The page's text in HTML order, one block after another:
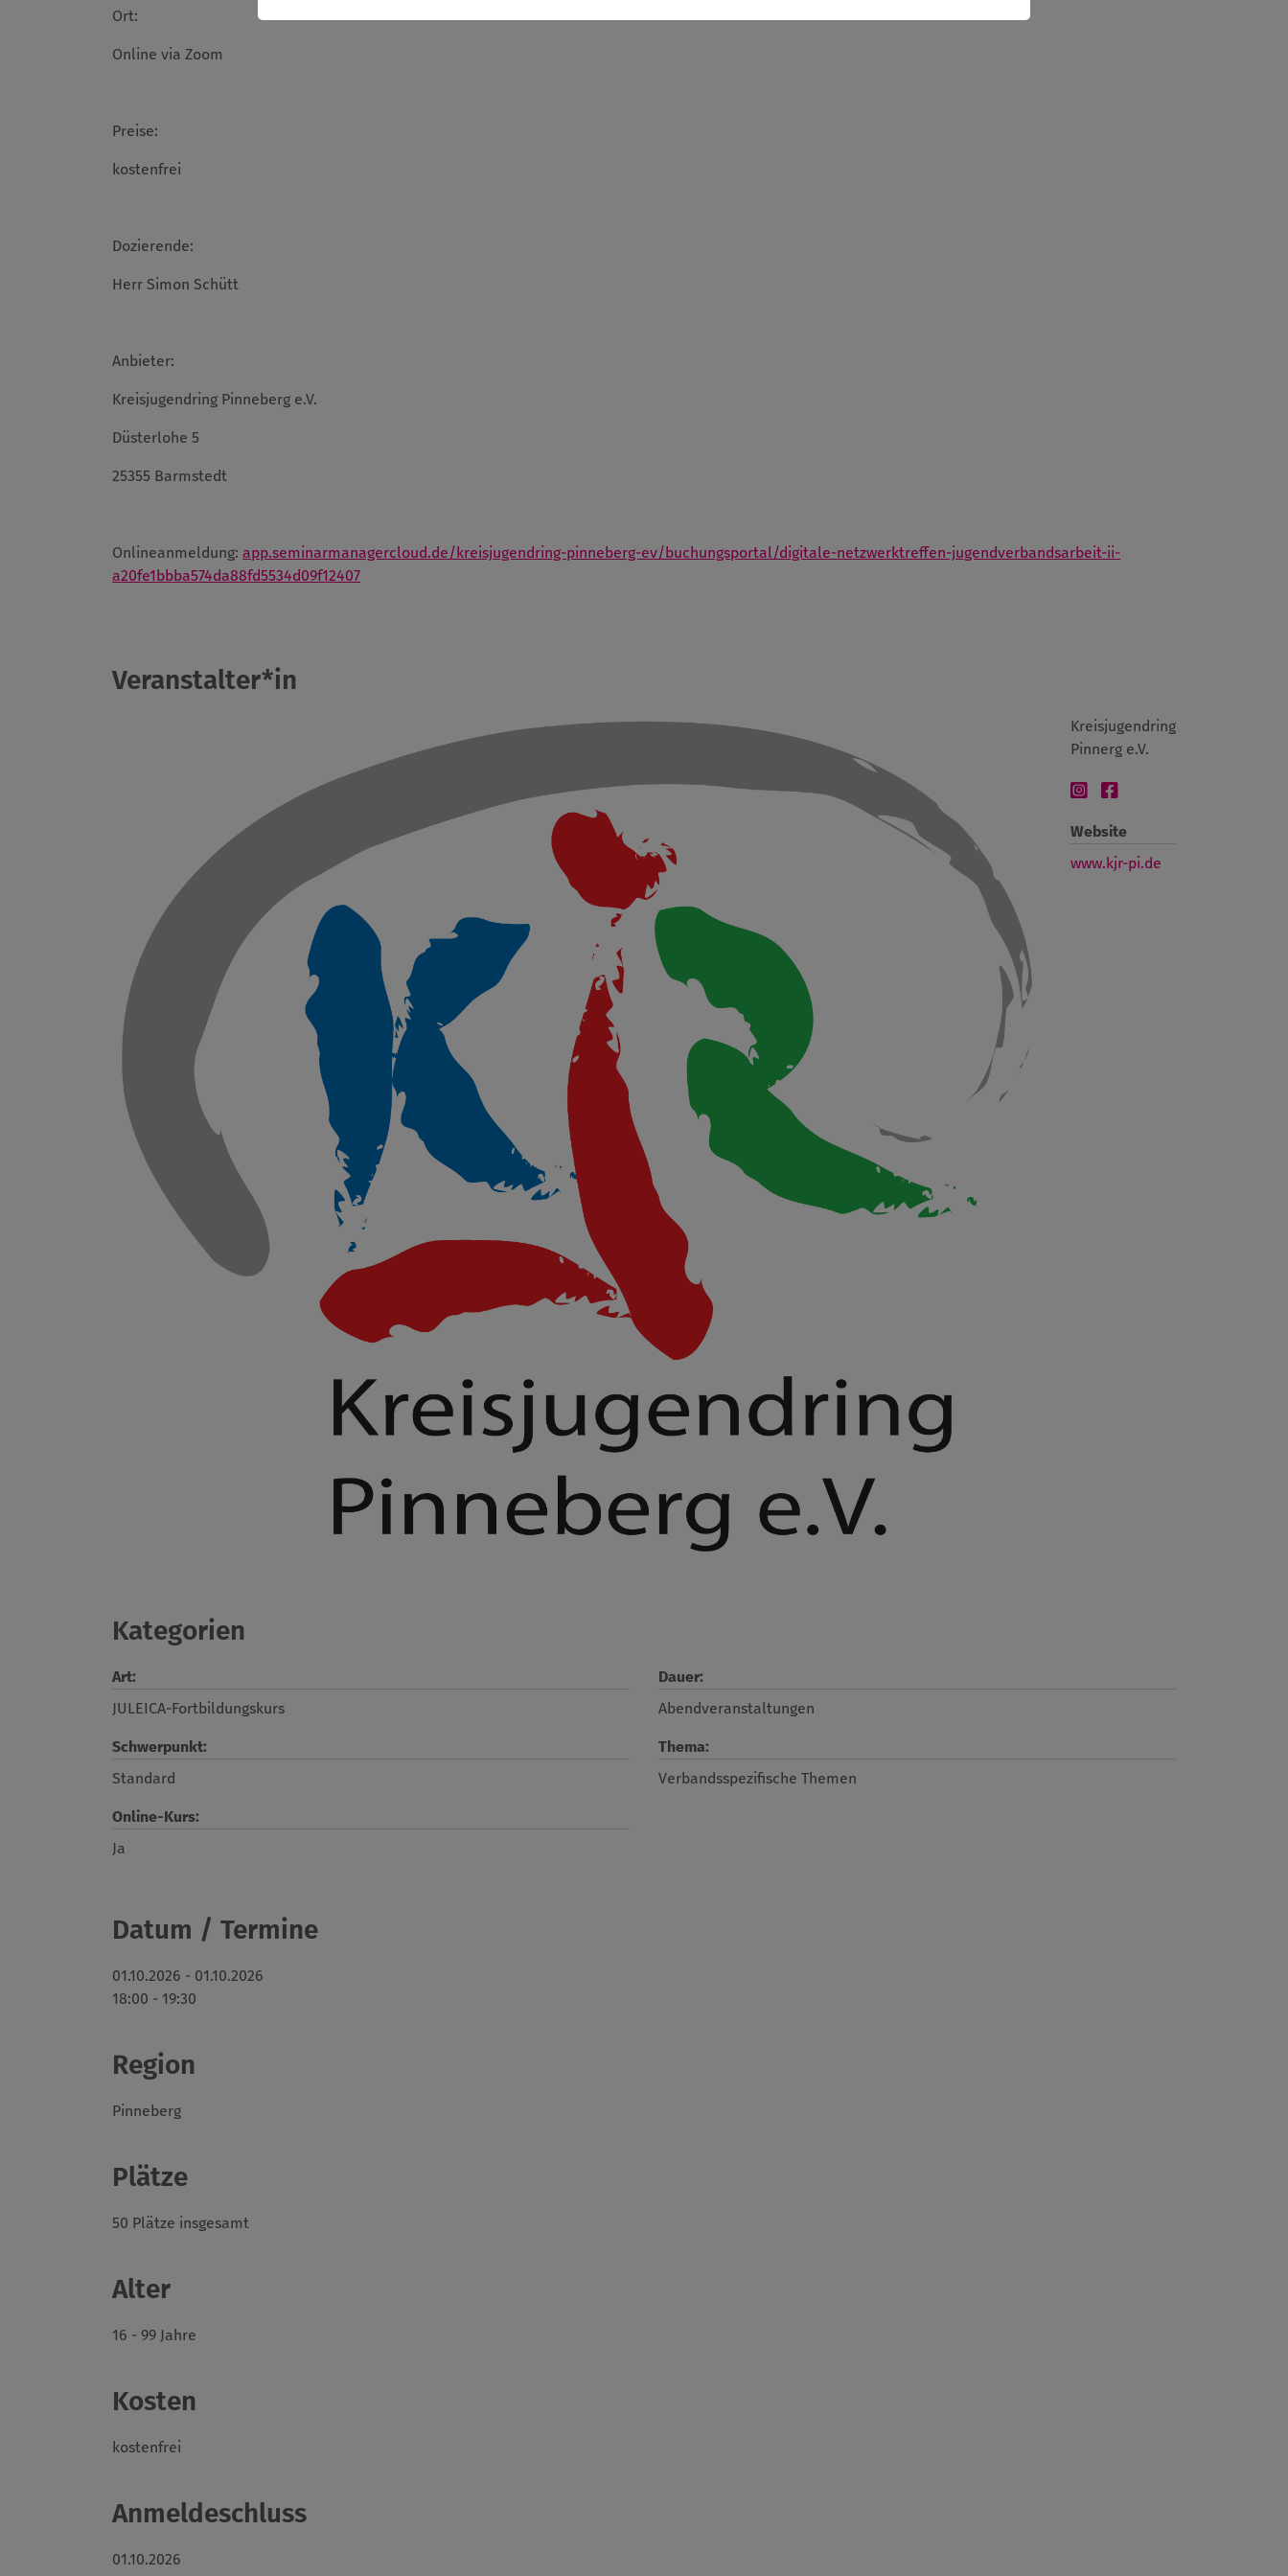
Ort:
Online via Zoom
Preise:
kostenfrei
Dozierende:
Herr Simon Schütt
Anbieter:
Kreisjugendring Pinneberg e.V.
Düsterlohe 5
25355 Barmstedt
Onlineanmeldung: app.seminarmanagercloud.de/kreisjugendring-pinneberg-ev/buchungsportal/digitale-netzwerktreffen-jugendverbandsarbeit-ii-
a20fe1bbba574da88fd5534d09f12407
Veranstalter*in
Kreisjugendring
Pinnerg e.V.
Website
www.kjr-pi.de
Kategorien
Art:
JULEICA-Fortbildungskurs
Dauer:
Abendveranstaltungen
Schwerpunkt:
Standard
Thema:
Verbandsspezifische Themen
Online-Kurs:
Ja
Datum / Termine
01.10.2026 - 01.10.2026
18:00 - 19:30
Region
Pinneberg
Plätze
50 Plätze insgesamt
Alter
16 - 99 Jahre
Kosten
kostenfrei
Anmeldeschluss
01.10.2026